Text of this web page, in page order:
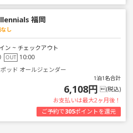
福岡
し
ン ~ チェックアウト
OUT 10:00
ッド オールジェンダー
1泊1名合計
6,108円 (税込)
お支払いは最大2ヶ月後！
ご予約で305ポイントを還元